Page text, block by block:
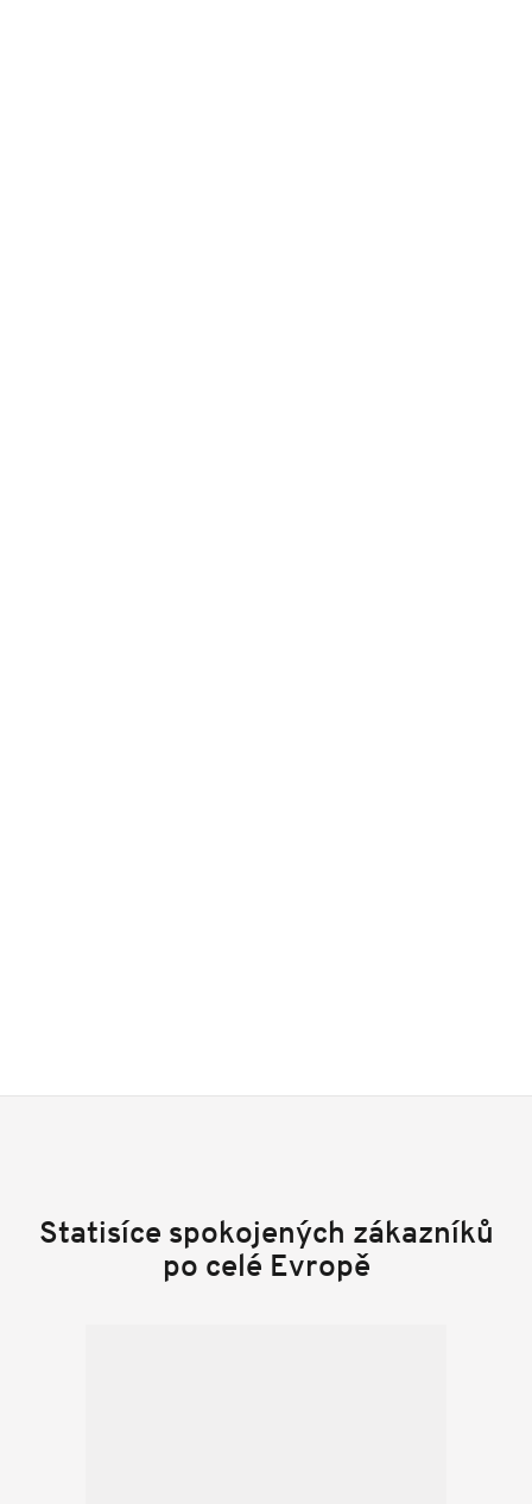
Statisíce spokojených zákazníků
po celé Evropě